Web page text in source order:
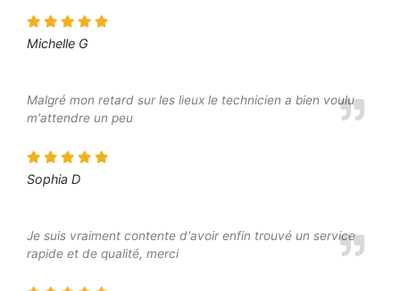
Michelle G
Malgré mon retard sur les lieux le technicien a bien voulu
m'attendre un peu
Sophia D
Je suis vraiment contente d'avoir enfin trouvé un service
rapide et de qualité, merci